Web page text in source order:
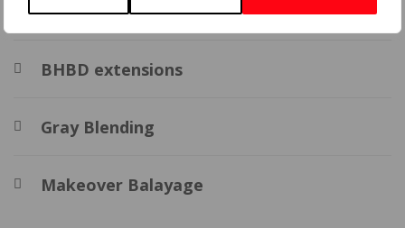
Balayage
BHBD extensions
Gray Blending
Makeover Balayage